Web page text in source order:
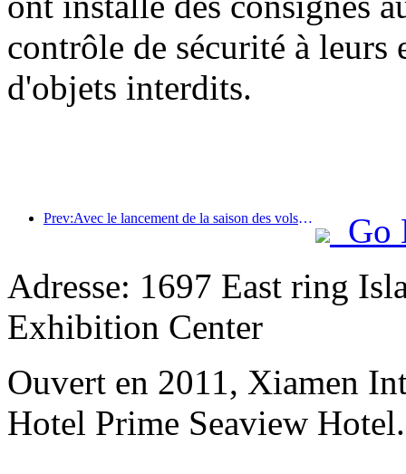
contrôle de sécurité à
d'objets interdits.
Prev:Avec le lancement de la saison des vols été-automne, les trois aéroports de l'île de Hainan ont ajouté 41 nouvelles destinations.
Go
Adresse: 1697 East ring
Exhibition Center
Ouvert en 2011, Xiamen
Hotel Prime Seaview Hotel.